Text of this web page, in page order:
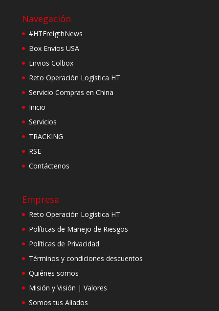
Navegación
#HTFreigthNews
Box Envios USA
Envios Colbox
Reto Operación Logística HT
Servicio Compras en China
Inicio
Servicios
TRACKING
RSE
Contáctenos
Empresa
Reto Operación Logística HT
Políticas de Manejo de Riesgos
Políticas de Privacidad
Términos y condiciones descuentos
Quiénes somos
Misión y Visión | Valores
Somos tus Aliados